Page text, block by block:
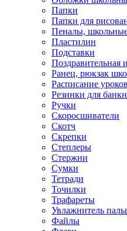
Папки
Папки для
Пеналы,
Пластилин
Подставки
Поздравительная
Ранец, рюкзак
Расписание уроков
Резинки для
Ручки
Скоросшиватели
Скотч
Скрепки
Степлеры
Стержни
Сумки
Тетради
Точилки
Трафареты
Увлажнитель
Файлы